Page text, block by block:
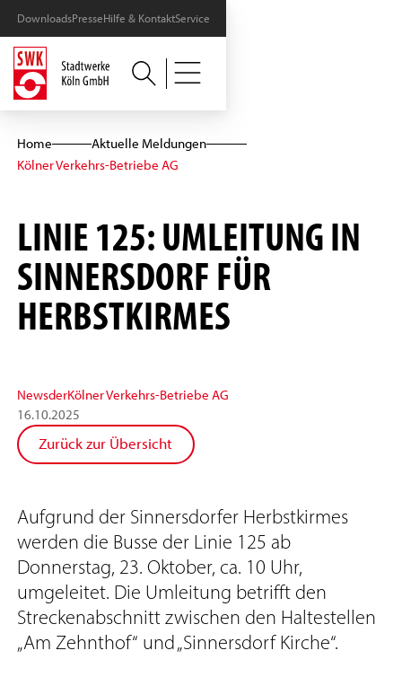
DownloadsPresseHilfe & KontaktService
Home
Aktuelle Meldungen
Kölner Verkehrs-Betriebe AG
LINIE 125: UMLEITUNG IN
SINNERSDORF FÜR
HERBSTKIRMES
NewsderKölner Verkehrs-Betriebe AG
16.10.2025
Zurück zur Übersicht
Aufgrund der Sinnersdorfer Herbstkirmes
werden die Busse der Linie 125 ab
Donnerstag, 23. Oktober, ca. 10 Uhr,
umgeleitet. Die Umleitung betrifft den
Streckenabschnitt zwischen den Haltestellen
„Am Zehnthof“ und „Sinnersdorf Kirche“.